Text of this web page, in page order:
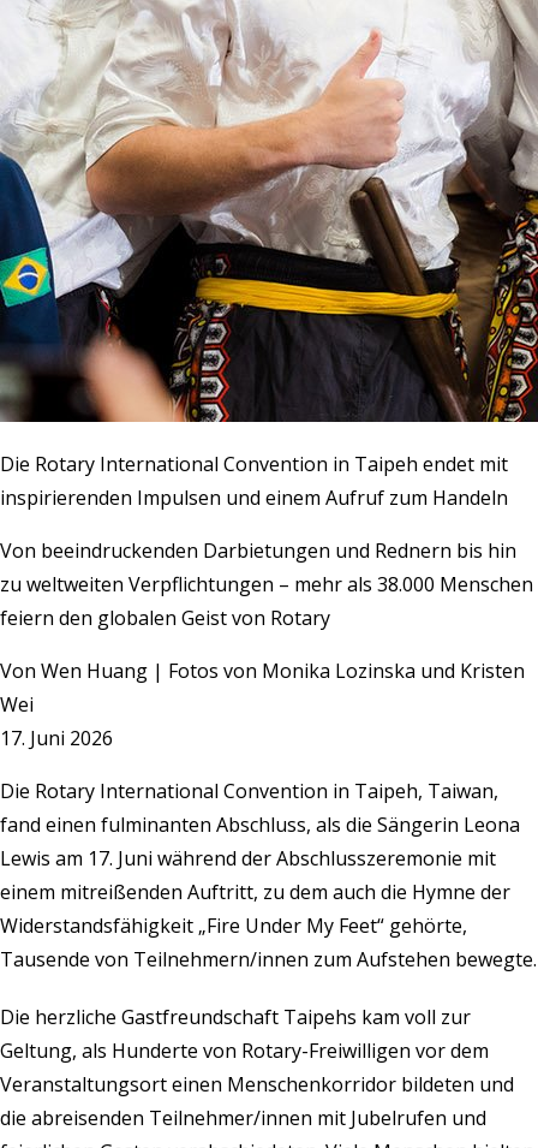
Die Rotary International Convention in Taipeh endet mit
inspirierenden Impulsen und einem Aufruf zum Handeln
Von beeindruckenden Darbietungen und Rednern bis hin
zu weltweiten Verpflichtungen – mehr als 38.000 Menschen
feiern den globalen Geist von Rotary
Von Wen Huang | Fotos von Monika Lozinska und Kristen
Wei
17. Juni 2026
Die Rotary International Convention in Taipeh, Taiwan,
fand einen fulminanten Abschluss, als die Sängerin Leona
Lewis am 17. Juni während der Abschlusszeremonie mit
einem mitreißenden Auftritt, zu dem auch die Hymne der
Widerstandsfähigkeit „Fire Under My Feet“ gehörte,
Tausende von Teilnehmern/innen zum Aufstehen bewegte.
Die herzliche Gastfreundschaft Taipehs kam voll zur
Geltung, als Hunderte von Rotary-Freiwilligen vor dem
Veranstaltungsort einen Menschenkorridor bildeten und
die abreisenden Teilnehmer/innen mit Jubelrufen und